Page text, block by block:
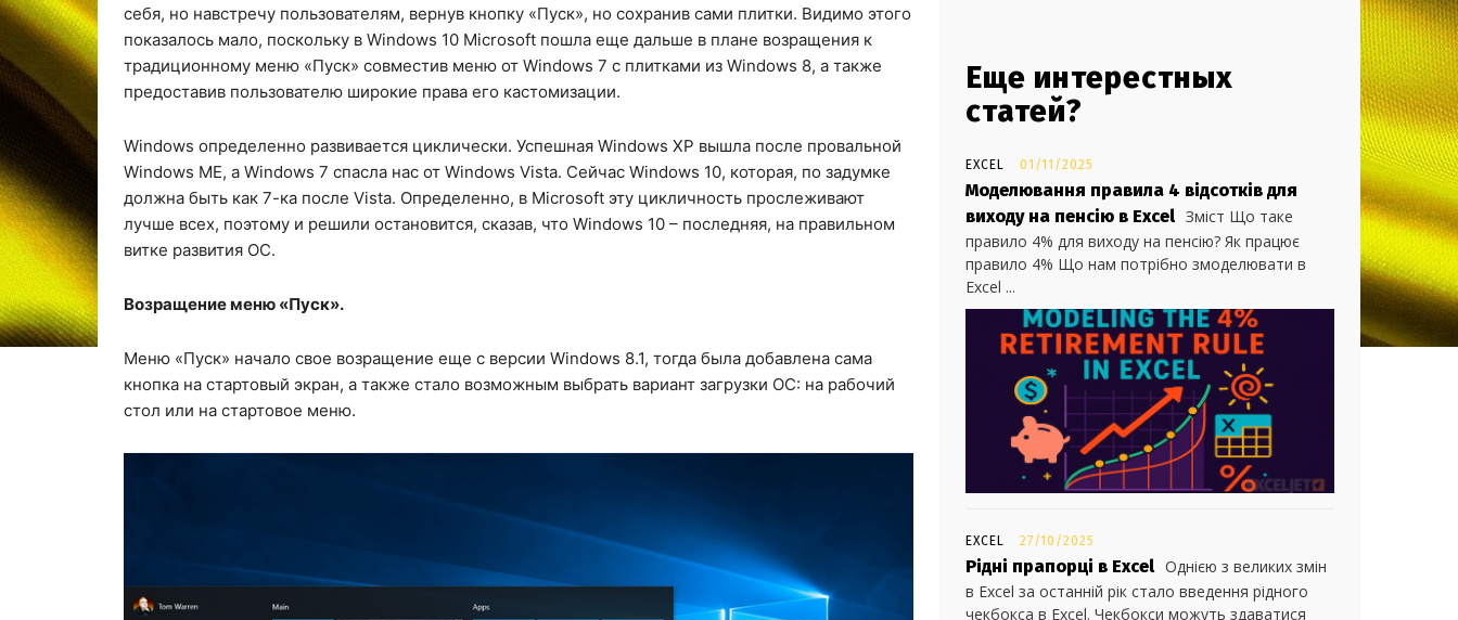
себя, но навстречу пользователям, вернув кнопку «Пуск», но сохранив сами плитки. Видимо этого
показалось мало, поскольку в Windows 10 Microsoft пошла еще дальше в плане возращения к
традиционному меню «Пуск» совместив меню от Windows 7 с плитками из Windows 8, а также
предоставив пользователю широкие права его кастомизации.
Windows определенно развивается циклически. Успешная Windows XP вышла после провальной
Windows ME, а Windows 7 спасла нас от Windows Vista. Сейчас Windows 10, которая, по задумке
должна быть как 7-ка после Vista. Определенно, в Microsoft эту цикличность прослеживают
лучше всех, поэтому и решили остановится, сказав, что Windows 10 – последняя, на правильном
витке развития ОС.
Возращение меню «Пуск».
Меню «Пуск» начало свое возращение еще с версии Windows 8.1, тогда была добавлена сама
кнопка на стартовый экран, а также стало возможным выбрать вариант загрузки ОС: на рабочий
стол или на стартовое меню.
Еще интерестных
статей?
EXCEL 01/11/2025
Моделювання правила 4 відсотків для
виходу на пенсію в Excel Зміст Що таке
правило 4% для виходу на пенсію? Як працює
правило 4% Що нам потрібно змоделювати в
Excel ...
EXCEL 27/10/2025
Рідні прапорці в Excel Однією з великих змін
в Excel за останній рік стало введення рідного
чекбокса в Excel. Чекбокси можуть здаватися